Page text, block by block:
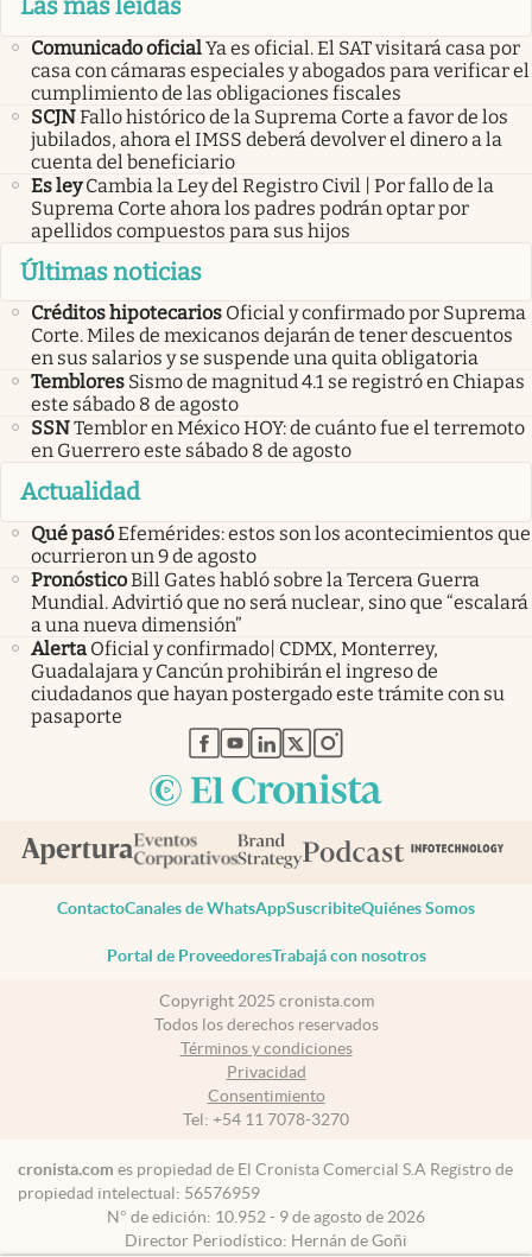
Las más leídas
Comunicado oficialYa es oficial. El SAT visitará casa por
casa con cámaras especiales y abogados para verificar el
cumplimiento de las obligaciones fiscales
SCJNFallo histórico de la Suprema Corte a favor de los
jubilados, ahora el IMSS deberá devolver el dinero a la
cuenta del beneficiario
Es ley Cambia la Ley del Registro Civil | Por fallo de la
Suprema Corte ahora los padres podrán optar por
apellidos compuestos para sus hijos
Últimas noticias
Créditos hipotecarios Oficial y confirmado por Suprema
Corte. Miles de mexicanos dejarán de tener descuentos
en sus salarios y se suspende una quita obligatoria
Temblores Sismo de magnitud 4.1 se registró en Chiapas
este sábado 8 de agosto
SSNTemblor en México HOY: de cuánto fue el terremoto
en Guerrero este sábado 8 de agosto
Actualidad
Qué pasóEfemérides: estos son los acontecimientos que
ocurrieron un 9 de agosto
PronósticoBill Gates habló sobre la Tercera Guerra
Mundial. Advirtió que no será nuclear, sino que “escalará
a una nueva dimensión”
Alerta Oficial y confirmado| CDMX, Monterrey,
Guadalajara y Cancún prohibirán el ingreso de
ciudadanos que hayan postergado este trámite con su
pasaporte
abre en nueva pestaña
abre en nueva pestaña
abre en nueva pestaña
abre en nueva pestaña
abre en nueva pestaña
ContactoCanales de WhatsAppSuscribiteQuiénes Somos
Portal de ProveedoresTrabajá con nosotros
Copyright 2025 cronista.com
Todos los derechos reservados
Términos y condiciones
Privacidad
Consentimiento
Tel: +54 11 7078-3270
cronista.com es propiedad de El Cronista Comercial S.A Registro de
propiedad intelectual: 56576959
N° de edición: 10.952 - 9 de agosto de 2026
Director Periodístico: Hernán de Goñi